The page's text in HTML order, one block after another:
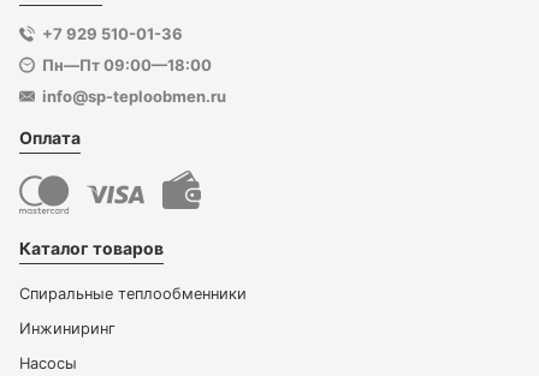
+7 929 510-01-36
Пн—Пт 09:00—18:00
info@sp-teploobmen.ru
Оплата
Каталог товаров
Спиральные теплообменники
Инжиниринг
Насосы